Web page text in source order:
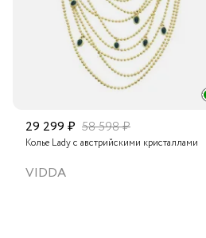
29 299 ₽ 58 598 ₽
Колье Lady с австрийскими кристаллами
VIDDA